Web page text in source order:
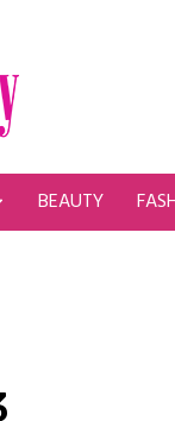
BEAUTY